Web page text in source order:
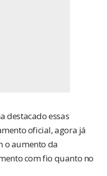
destacado essas
oficial, agora já
o aumento da
com fio quanto no